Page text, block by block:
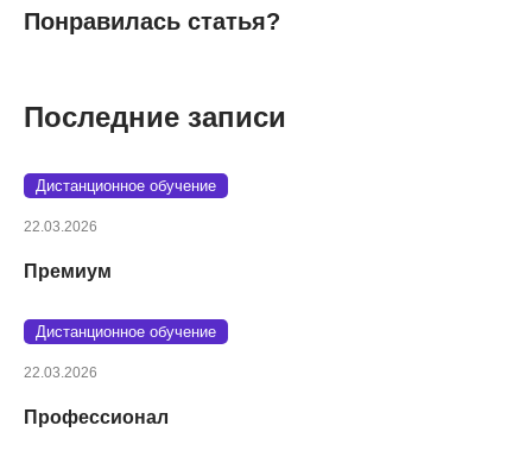
Понравилась статья?
Последние записи
Дистанционное обучение
22.03.2026
Премиум
Дистанционное обучение
22.03.2026
Профессионал